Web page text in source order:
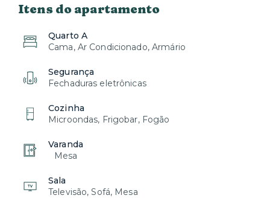
Itens do apartamento
Quarto A
Cama, Ar Condicionado, Armário
Segurança
Fechaduras eletrônicas
Cozinha
Microondas, Frigobar, Fogão
Varanda
Mesa
Sala
Televisão, Sofá, Mesa